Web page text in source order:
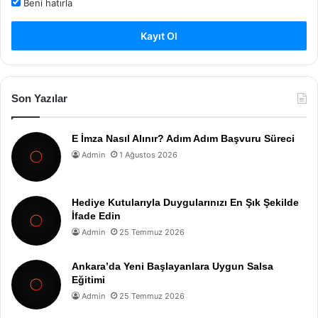
Beni hatırla
Kayıt Ol
Son Yazılar
E İmza Nasıl Alınır? Adım Adım Başvuru Süreci
Admin 1 Ağustos 2026
Hediye Kutularıyla Duygularınızı En Şık Şekilde
İfade Edin
Admin 25 Temmuz 2026
Ankara’da Yeni Başlayanlara Uygun Salsa
Eğitimi
Admin 25 Temmuz 2026